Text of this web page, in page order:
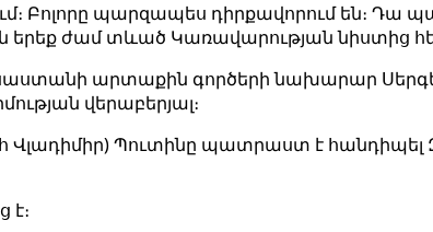
Բոլորը պարզապես դիրքավորում են։
ժամ տևած Կառավարության նիստից
արտաքին գործերի նախարար Սերգեյ
վերաբերյալ։
Պուտինը պատրաստ է հանդիպել
է։